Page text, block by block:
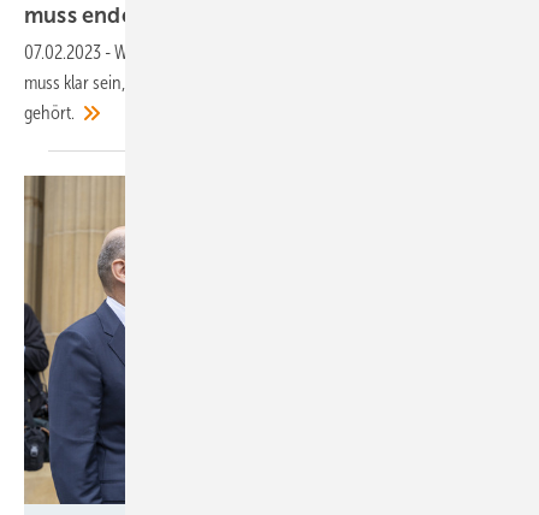
mussenden
07.02.2023 -Wer sich eine Rückkehr zur Atomkraft wünscht, dem
muss klar sein, dass Russland zur den Hauptlieferanten von Uran
gehört.